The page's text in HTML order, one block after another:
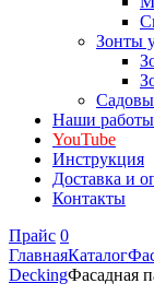
Зонты
Наши работы
YouTube
Инструкция
Доставка и
Контакты
Прайс 0
ГлавнаяКаталог
DeckingФасадная